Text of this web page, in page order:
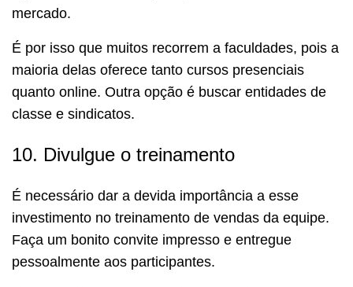
mercado.
É por isso que muitos recorrem a faculdades, pois a
maioria delas oferece tanto cursos presenciais
quanto online. Outra opção é buscar entidades de
classe e sindicatos.
10. Divulgue o treinamento
É necessário dar a devida importância a esse
investimento no treinamento de vendas da equipe.
Faça um bonito convite impresso e entregue
pessoalmente aos participantes.